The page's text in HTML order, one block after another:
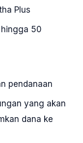
Plus
50
pendanaan
yang akan
dana ke